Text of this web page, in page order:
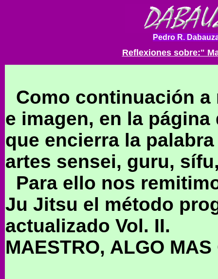
Pedro R.
Reflexiones sobre:"
Como continuación
e imagen, en la
que encierra la
artes sensei, guru,
Para ello nos
Ju Jitsu el método
actualizado Vol. II.
MAESTRO, ALGO